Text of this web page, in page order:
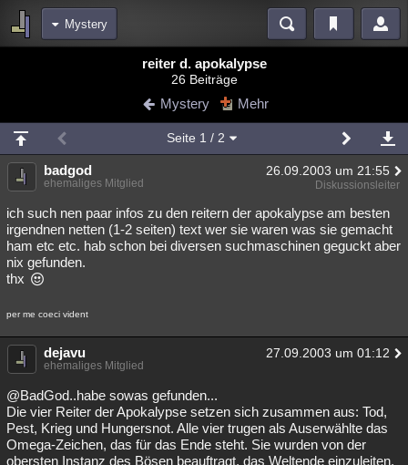
Mystery
Blogs
Chat Wiki Neuigkeiten
meine Rubriken
Menschen Mystery Kriminalfälle
Spiritualität Verschwörungen Technologie Ufologie
Natur Umfragen Unterhaltung
weitere Rubriken
Astronomie Helpdesk Gruppen Gaming Filme
Musik Clash Verbesserungen
Übersichten
Besucht Teilgenommen Alle Neue Geschlossen
reiter d. apokalypse
26 Beiträge
Mystery Mehr
Seite 1 / 2
badgod 26.09.2003 um 21:55
ehemaliges Mitglied Diskussionsleiter
ich such nen paar infos zu den reitern der apokalypse am besten
irgendnen netten (1-2 seiten) text wer sie waren was sie gemacht
ham etc etc. hab schon bei diversen suchmaschinen geguckt aber
nix gefunden.
thx
per me coeci vident
dejavu 27.09.2003 um 01:12
ehemaliges Mitglied
@BadGod..habe sowas gefunden...
Die vier Reiter der Apokalypse setzen sich zusammen aus: Tod,
Pest, Krieg und Hungersnot. Alle vier trugen als Auserwählte das
Omega-Zeichen, das für das Ende steht. Sie wurden von der
obersten Instanz des Bösen beauftragt, das Weltende einzuleiten.